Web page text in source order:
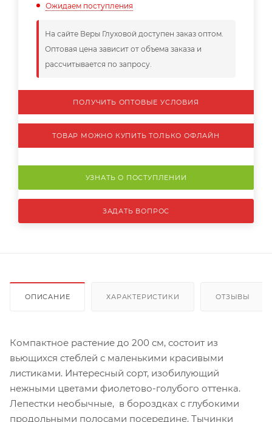
Ожидаем поступления
На сайте Веры Глуховой доступен заказ оптом.
Оптовая цена зависит от объема заказа и
рассчитывается по запросу.
ПОЛУЧИТЬ ОПТОВЫЕ УСЛОВИЯ
ТОВАР МОЖНО КУПИТЬ ТОЛЬКО ОФЛАЙН
УЗНАТЬ О ПОСТУПЛЕНИИ
ЗАДАТЬ ВОПРОС
ОПИСАНИЕ ХАРАКТЕРИСТИКИ ОТЗЫВЫ
Компактное растение до 200 см, состоит из
вьющихся стеблей с маленькими красивыми
листиками. Интересный сорт, изобилующий
нежными цветами фиолетово-голубого оттенка.
Лепестки необычные, в бороздках с глубокими
продольными полосами посередине. Тычинки